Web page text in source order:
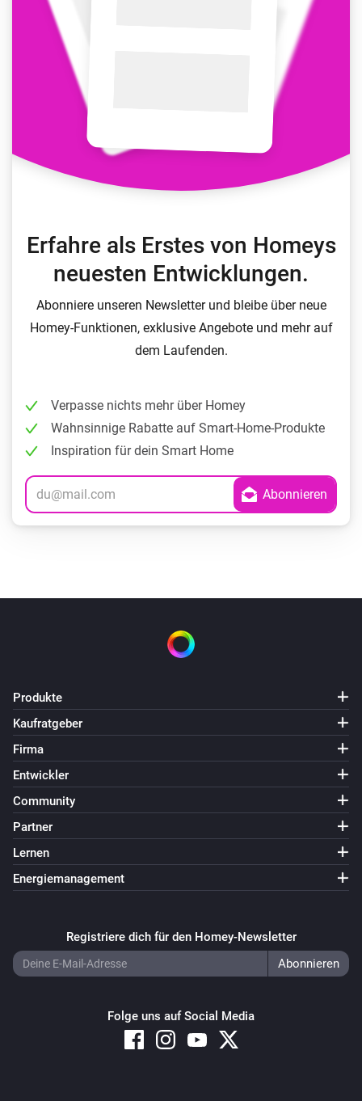
Erfahre als Erstes von Homeys
neuesten Entwicklungen.
Abonniere unseren Newsletter und bleibe über neue
Homey-Funktionen, exklusive Angebote und mehr auf
dem Laufenden.
Verpasse nichts mehr über Homey
Wahnsinnige Rabatte auf Smart-Home-Produkte
Inspiration für dein Smart Home
Produkte
Kaufratgeber
Firma
Entwickler
Community
Partner
Lernen
Energiemanagement
Registriere dich für den Homey-Newsletter
Folge uns auf Social Media